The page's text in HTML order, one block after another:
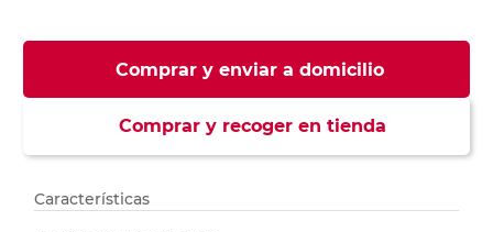
Comprar y enviar a domicilio
Comprar y recoger en tienda
Características